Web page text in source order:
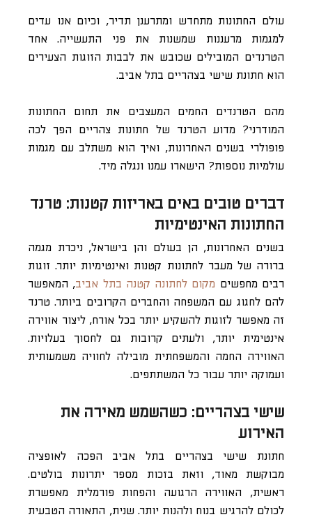
עולם החתונות מתחדש ומתרענן תדיר, וכיום אנו עדים
למגמות מרעננות שמשנות את פני התעשייה. אחד
הטרנדים המובילים שכובש את לבבות הזוגות הצעירים
הוא חתונת שישי בצהריים בתל אביב.
מהם הטרנדים החמים המעצבים את תחום החתונות
המודרני? מדוע הטרנד של חתונות צהריים הפך לכה
פופולרי בשנים האחרונות, ואיך הוא משתלב עם מגמות
עולמיות נוספות? הישארו עמנו ונגלה מיד.
דברים טובים באים באריזות קטנות: טרנד
החתונות האינטימיות
בשנים האחרונות, הן בעולם והן בישראל, ניכרת מגמה
ברורה של מעבר לחתונות קטנות ואינטימיות יותר. זוגות
רבים מחפשים
מקום לחתונה קטנה בתל אביב, המאפשר
להם לחגוג עם המשפחה והחברים הקרובים ביותר. טרנד
זה מאפשר לזוגות להשקיע יותר בכל אורח, ליצור אווירה
אינטימית יותר, ולעתים קרובות גם לחסוך בעלויות.
האווירה החמה והמשפחתית מובילה לחוויה משמעותית
ועמוקה יותר עבור כל המשתתפים.
שישי בצהריים: כשהשמש מאירה את
האירוע
חתונת שישי בצהריים בתל אביב הפכה לאופציה
מבוקשת מאוד, וזאת בזכות מספר יתרונות בולטים.
ראשית, האווירה הרגועה והפחות פורמלית מאפשרת
לכולם להרגיש בנוח ולהנות יותר. שנית, התאורה הטבעית